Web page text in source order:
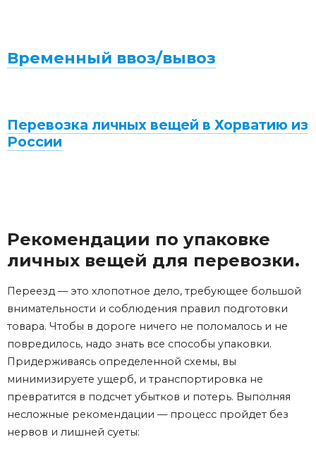
Временный ввоз/вывоз
Перевозка личных вещей в Хорватию из
России
Рекомендации по упаковке
личных вещей для перевозки.
Переезд — это хлопотное дело, требующее большой
внимательности и соблюдения правил подготовки
товара. Чтобы в дороге ничего не поломалось и не
повредилось, надо знать все способы упаковки.
Придерживаясь определенной схемы, вы
минимизируете ущерб, и транспортировка не
превратится в подсчет убытков и потерь. Выполняя
несложные рекомендации — процесс пройдет без
нервов и лишней суеты: